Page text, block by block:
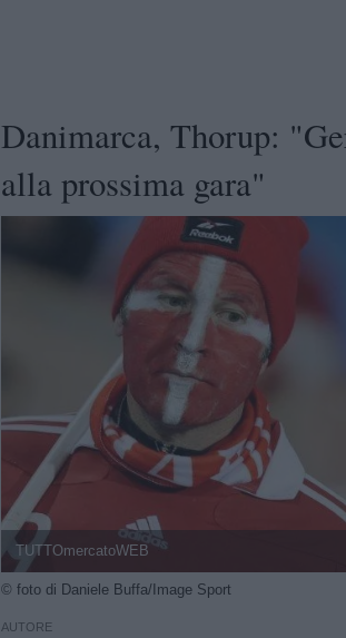
Danimarca, Thorup:
alla prossima gara"
TUTTOmercatoWEB
© foto di Daniele Buffa/Image Sport
AUTORE